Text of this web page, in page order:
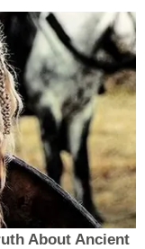
About Ancient